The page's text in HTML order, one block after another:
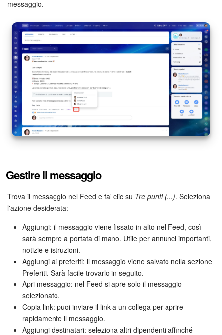
messaggio.
Gestire il messaggio
Trova il messaggio nel Feed e fai clic su Tre punti (...). Seleziona
l'azione desiderata:
Aggiungi: il messaggio viene fissato in alto nel Feed, così
sarà sempre a portata di mano. Utile per annunci importanti,
notizie e istruzioni.
Aggiungi ai preferiti: il messaggio viene salvato nella sezione
Preferiti. Sarà facile trovarlo in seguito.
Apri messaggio: nel Feed si apre solo il messaggio
selezionato.
Copia link: puoi inviare il link a un collega per aprire
rapidamente il messaggio.
Aggiungi destinatari: seleziona altri dipendenti affinché